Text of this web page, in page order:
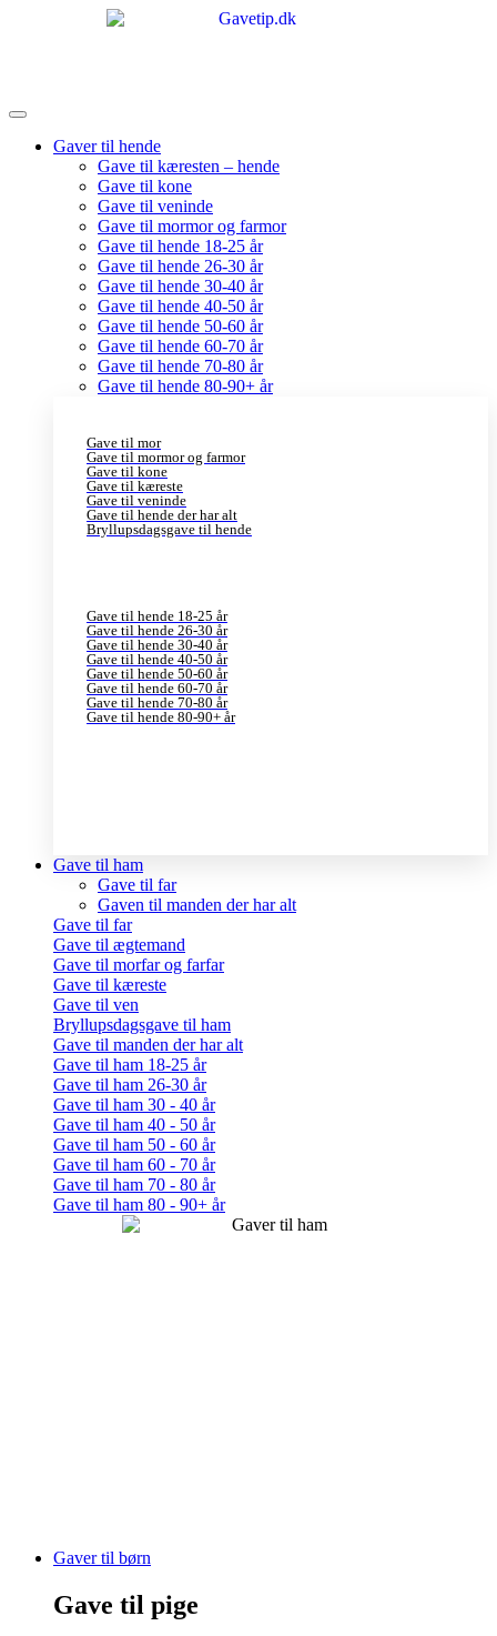
Gaver til hende
Gave til kæresten – hende
Gave til kone
Gave til veninde
Gave til mormor og farmor
Gave til hende 18-25 år
Gave til hende 26-30 år
Gave til hende 30-40 år
Gave til hende 40-50 år
Gave til hende 50-60 år
Gave til hende 60-70 år
Gave til hende 70-80 år
Gave til hende 80-90+ år
Gave til mor
Gave til mormor og farmor
Gave til kone
Gave til kæreste
Gave til veninde
Gave til hende der har alt
Bryllupsdagsgave til hende
Gave til hende 18-25 år
Gave til hende 26-30 år
Gave til hende 30-40 år
Gave til hende 40-50 år
Gave til hende 50-60 år
Gave til hende 60-70 år
Gave til hende 70-80 år
Gave til hende 80-90+ år
Gave til ham
Gave til far
Gaven til manden der har alt
Gave til far
Gave til ægtemand
Gave til morfar og farfar
Gave til kæreste
Gave til ven
Bryllupsdagsgave til ham
Gave til manden der har alt
Gave til ham 18-25 år
Gave til ham 26-30 år
Gave til ham 30 - 40 år
Gave til ham 40 - 50 år
Gave til ham 50 - 60 år
Gave til ham 60 - 70 år
Gave til ham 70 - 80 år
Gave til ham 80 - 90+ år
Gaver til børn
Gave til pige